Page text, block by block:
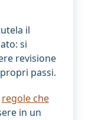
il
si
revisione
passi.
regole che
in un